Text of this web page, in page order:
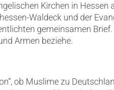
Kirchen in Hessen
Waldeck und der
gemeinsamen
Armen beziehe.
ob Muslime zu